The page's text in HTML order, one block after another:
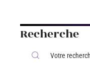
Recherche